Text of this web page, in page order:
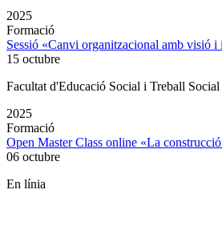
2025
Formació
Sessió «Canvi organitzacional amb visió i
15 octubre
Facultat d'Educació Social i Treball
2025
Formació
Open Master Class online «La
06 octubre
En línia